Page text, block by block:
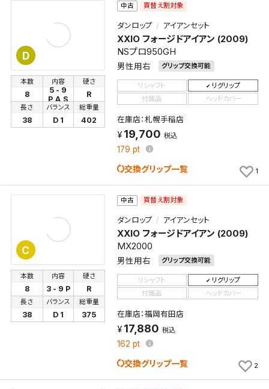
D
中古 買替え割対象
ダンロップ アイアンセット
XXIO フォージドアイアン (2009)
NSプロ950GH
男性用右 グリップ交換可能
本数
8
内容
5 - 9
P,A,S
硬さ
R
長さ
38
バランス
D 1
総重量
402
リシャフト
リグリップ
付属品
ヘッドカバー
在庫店：札幌手稲店
19,700 税込
179 pt
交換グリップ一覧 1
C
中古 買替え割対象
ダンロップ アイアンセット
XXIO フォージドアイアン (2009)
MX2000
男性用右 グリップ交換可能
本数
8
内容
3 - 9 P
硬さ
R
長さ
38
バランス
D 1
総重量
375
リシャフト
リグリップ
付属品
ヘッドカバー
在庫店：福岡有田店
17,880 税込
162 pt
交換グリップ一覧 2
検索条件を保存
この検索条件をマイページ内「保存検索条件一覧」に
保存します。
よく探す商品を、毎回条件指定することなく簡単に開
くことができます。
検索条件
検索条件を保存